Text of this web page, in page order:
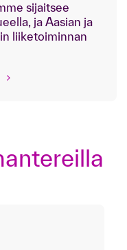
sijaitsee
ja Aasian ja
liiketoiminnan